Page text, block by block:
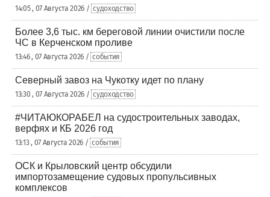
14:05 , 07 Августа 2026 / судоходство
Более 3,6 тыс. км береговой линии очистили после
ЧС в Керченском проливе
13:46 , 07 Августа 2026 / события
Северный завоз на Чукотку идет по плану
13:30 , 07 Августа 2026 / судоходство
#ЧИТАЮКОРАБЕЛ на судостроительных заводах,
верфях и КБ 2026 год
13:13 , 07 Августа 2026 / события
ОСК и Крыловский центр обсудили
импортозамещение судовых пропульсивных
комплексов